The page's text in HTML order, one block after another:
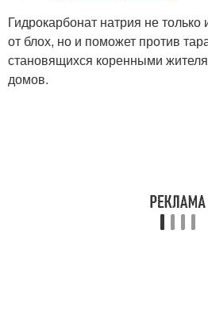
Гидрокарбонат натрия не
от блох, но и поможет против
становящихся коренными
домов.